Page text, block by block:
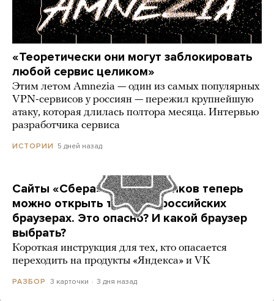
«Теоретически они могут заблокировать
любой сервис целиком»
Этим летом Amnezia — один из самых популярных
VPN-сервисов у россиян — пережил крупнейшую
атаку, которая длилась полтора месяца. Интервью
разработчика сервиса
ИСТОРИИ 5 дней назад
Сайты «Сбера» и других банков теперь
можно открыть только в российских
браузерах. Это опасно? И какой браузер
выбрать?
Короткая инструкция для тех, кто опасается
переходить на продукты «Яндекса» и VK
РАЗБОР 3 карточки 3 дня назад